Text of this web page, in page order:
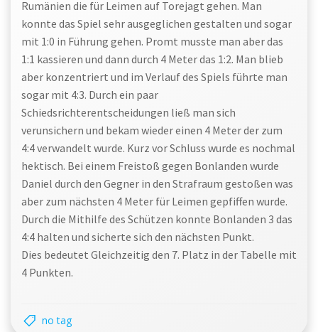
Rumänien die für Leimen auf Torejagt gehen. Man
konnte das Spiel sehr ausgeglichen gestalten und sogar
mit 1:0 in Führung gehen. Promt musste man aber das
1:1 kassieren und dann durch 4 Meter das 1:2. Man blieb
aber konzentriert und im Verlauf des Spiels führte man
sogar mit 4:3. Durch ein paar
Schiedsrichterentscheidungen ließ man sich
verunsichern und bekam wieder einen 4 Meter der zum
4:4 verwandelt wurde. Kurz vor Schluss wurde es nochmal
hektisch. Bei einem Freistoß gegen Bonlanden wurde
Daniel durch den Gegner in den Strafraum gestoßen was
aber zum nächsten 4 Meter für Leimen gepfiffen wurde.
Durch die Mithilfe des Schützen konnte Bonlanden 3 das
4:4 halten und sicherte sich den nächsten Punkt.
Dies bedeutet Gleichzeitig den 7. Platz in der Tabelle mit
4 Punkten.
no tag